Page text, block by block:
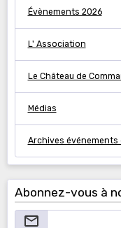
Évènements 2026
L' Association
Le Château de
Médias
Archives
Abonnez-vous à